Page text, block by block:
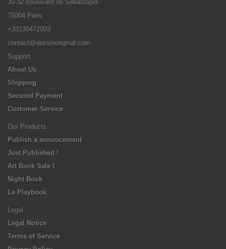
30-32 boulevard de Sébastopol
75004 Paris
+33130472003
contact@dessinoriginal.com
Support
About Us
Shipping
Secured Payment
Customer Service
Our Products
Publish a annoucement
Just Published !
Art Book Sale !
Night Book
Le Playbook
Legal
Legal Notice
Terms of Service